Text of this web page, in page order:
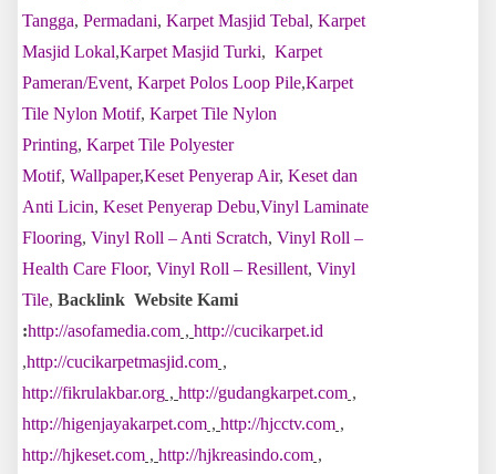
Tangga, Permadani, Karpet Masjid Tebal, Karpet
Masjid Lokal,Karpet Masjid Turki, Karpet
Pameran/Event, Karpet Polos Loop Pile,Karpet
Tile Nylon Motif, Karpet Tile Nylon
Printing, Karpet Tile Polyester
Motif, Wallpaper,Keset Penyerap Air, Keset dan
Anti Licin, Keset Penyerap Debu,Vinyl Laminate
Flooring, Vinyl Roll – Anti Scratch, Vinyl Roll –
Health Care Floor, Vinyl Roll – Resillent, Vinyl
Tile, Backlink Website Kami
:http://asofamedia.com , http://cucikarpet.id
,http://cucikarpetmasjid.com ,
http://fikrulakbar.org , http://gudangkarpet.com ,
http://higenjayakarpet.com , http://hjcctv.com ,
http://hjkeset.com , http://hjkreasindo.com ,